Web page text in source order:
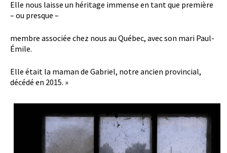
Elle nous laisse un héritage immense en tant que première
– ou presque –
membre associée chez nous au Québec, avec son mari Paul-
Émile.
Elle était la maman de Gabriel, notre ancien provincial,
décédé en 2015. »